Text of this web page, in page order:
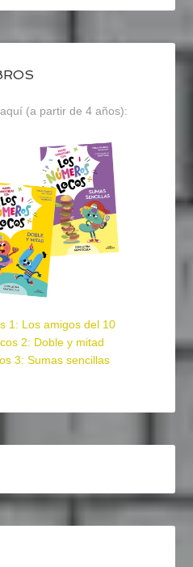
(a partir de 4 años):
1: Los amigos del 10
2: Doble y mitad
3: Sumas sencillas